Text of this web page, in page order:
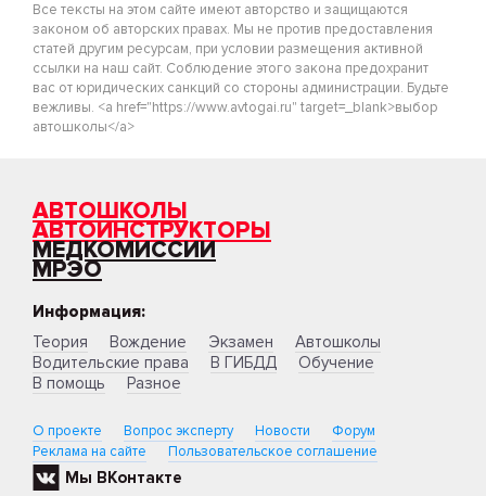
Все тексты на этом сайте имеют авторство и защищаются
законом об авторских правах. Мы не против предоставления
статей другим ресурсам, при условии размещения активной
ссылки на наш сайт. Соблюдение этого закона предохранит
вас от юридических санкций со стороны администрации. Будьте
вежливы. <a href="https://www.avtogai.ru" target=_blank>выбор
автошколы</a>
АВТОШКОЛЫ
АВТОИНСТРУКТОРЫ
МЕДКОМИССИИ
МРЭО
Информация:
Теория
Вождение Экзамен
Автошколы
Водительские права
В ГИБДД
Обучение
В помощь
Разное
О проекте Вопрос эксперту Новости
Форум
Реклама на сайте
Пользовательское соглашение
Мы ВКонтакте